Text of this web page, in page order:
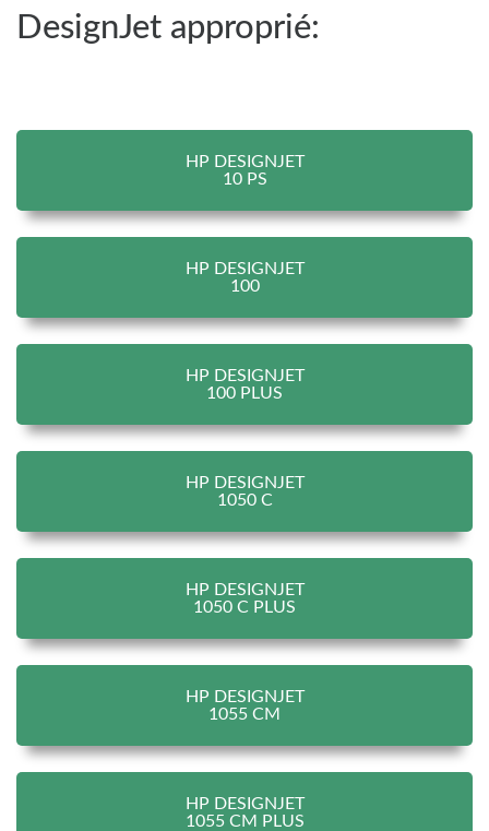
DesignJet approprié:
HP DESIGNJET
10 PS
HP DESIGNJET
100
HP DESIGNJET
100 PLUS
HP DESIGNJET
1050 C
HP DESIGNJET
1050 C PLUS
HP DESIGNJET
1055 CM
HP DESIGNJET
1055 CM PLUS